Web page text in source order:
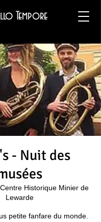
Tempore
- Nuit des
Centre Historique Minier de
Lewarde
petite fanfare du monde.